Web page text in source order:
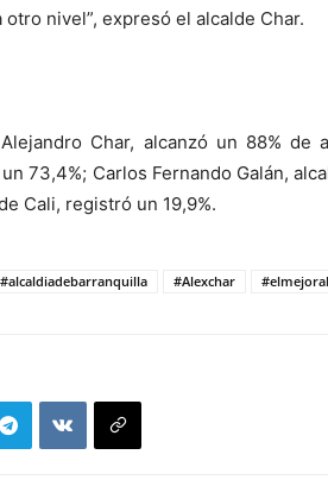
nivel”, expresó el alcalde Char.
Char, alcanzó un 88% de
73,4%; Carlos Fernando Galán,
Cali, registró un 19,9%.
#alcaldiadebarranquilla #Alexchar